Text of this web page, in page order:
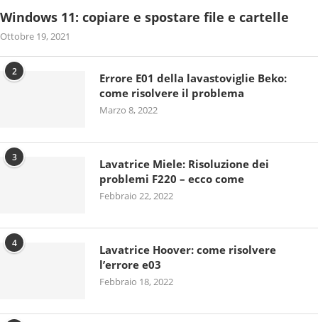
Windows 11: copiare e spostare file e cartelle
Ottobre 19, 2021
2
Errore E01 della lavastoviglie Beko:
come risolvere il problema
Marzo 8, 2022
3
Lavatrice Miele: Risoluzione dei
problemi F220 – ecco come
Febbraio 22, 2022
4
Lavatrice Hoover: come risolvere
l’errore e03
Febbraio 18, 2022